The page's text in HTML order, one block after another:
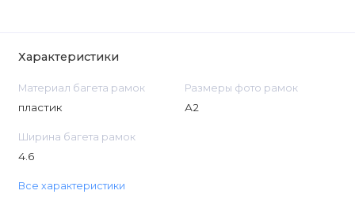
Характеристики
Материал багета рамок
пластик
Размеры фото рамок
А2
Ширина багета рамок
4.6
Все характеристики